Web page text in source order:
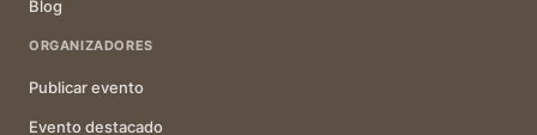
Blog
ORGANIZADORES
Publicar evento
Evento destacado